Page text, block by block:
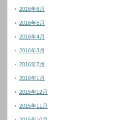
2016年6月
2016年5月
2016年4月
2016年3月
2016年2月
2016年1月
2015年12月
2015年11月